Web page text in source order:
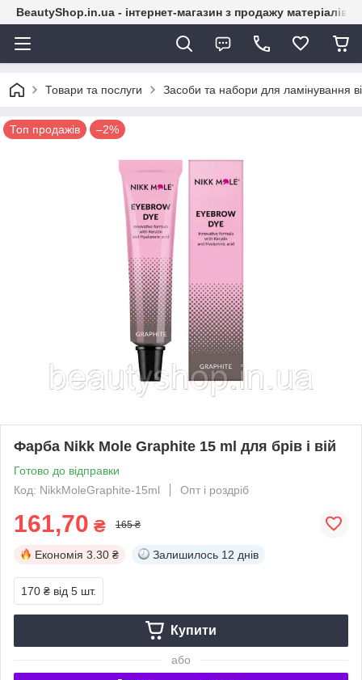
BeautyShop.in.ua - інтернет-магазин з продажу матеріалів
Товари та послуги Засоби та набори для ламінування
Топ продажів –2%
Фарба Nikk Mole Graphite 15 ml для брів і вій
Готово до відправки
Код: NikkMoleGraphite-15ml
Опт і роздріб
161,70 ₴ 165 ₴
Економія 3.30 ₴ Залишилось 12 днів
170 ₴ від 5 шт.
Купити
або